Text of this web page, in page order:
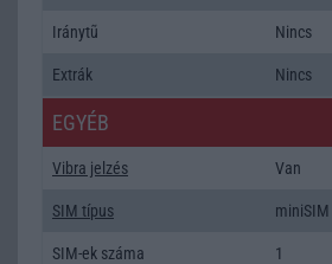
Iránytũ Nincs
Extrák Nincs
EGYÉB
Vibra jelzés Van
SIM típus miniSIM
SIM-ek száma 1